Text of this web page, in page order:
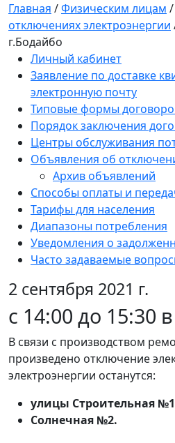
Главная /Физическим лицам /
отключениях электроэнергии
г.Бодайбо
Личный кабинет
Заявление по доставке
электронную почту
Типовые формы
Порядок заключения
Центры обслуживания
Объявления об
Архив объявлений
Способы оплаты и
Тарифы для населения
Диапазоны потребления
Уведомления о
Часто задаваемые
2 сентября 2021 г.
с 14:00 до 15:30
В связи с производством
произведено отключение
электроэнергии останутся:
улицы Строительная
Солнечная №2.